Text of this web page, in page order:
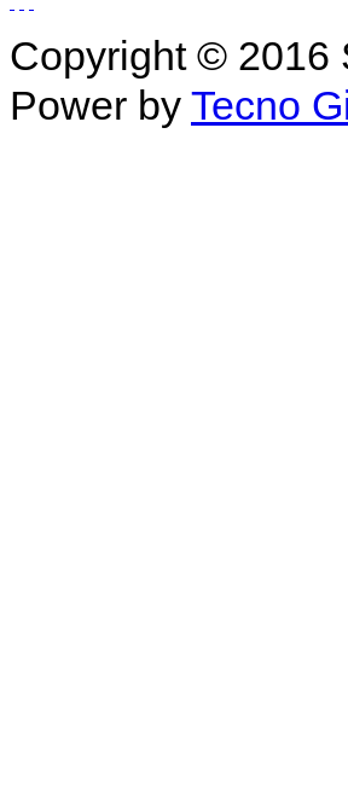
Copyright © 2016
Power by Tecno